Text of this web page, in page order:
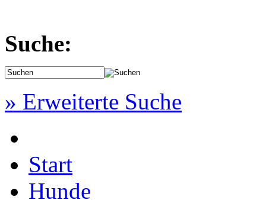
Suche:
» Erweiterte Suche
Start
Hunde